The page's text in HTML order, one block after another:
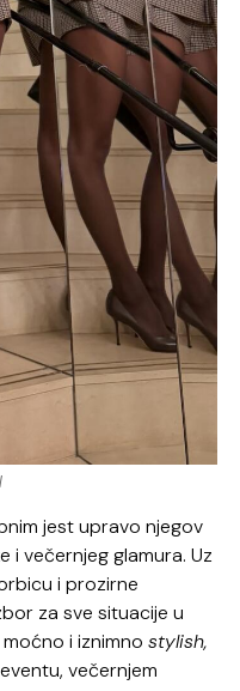
jest upravo njegov
i večernjeg glamura. Uz
i prozirne
za sve situacije u
moćno i iznimnostylish,
večernjem